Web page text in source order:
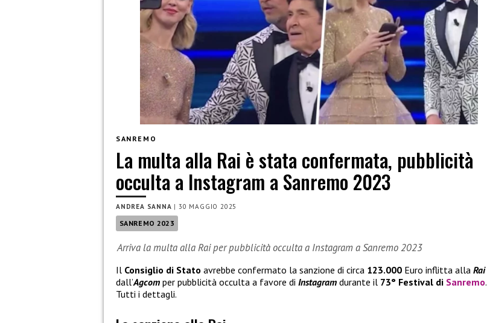
SANREMO
La multa alla Rai è stata confermata, pubblicità
occulta a Instagram a Sanremo 2023
ANDREA SANNA |30 MAGGIO 2025
SANREMO 2023
Arriva la multa alla Rai per pubblicità occulta a Instagram a Sanremo 2023
Il Consiglio di Stato avrebbe confermato la sanzione di circa 123.000 Euro inflitta alla Rai
dall’Agcom per pubblicità occulta a favore di Instagram durante il 73° Festival di Sanremo.
Tutti i dettagli.